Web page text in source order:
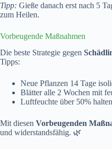
Tipp: Gieße danach erst nach 5
zum Heilen.
Vorbeugende Maßnahmen
Die beste Strategie gegen
Tipps:
Neue Pflanzen 14 Tage
Blätter alle 2 Wochen mit
Luftfeuchte über 50%
Mit diesen Vorbeugenden
und widerstandsfähig. 🌿